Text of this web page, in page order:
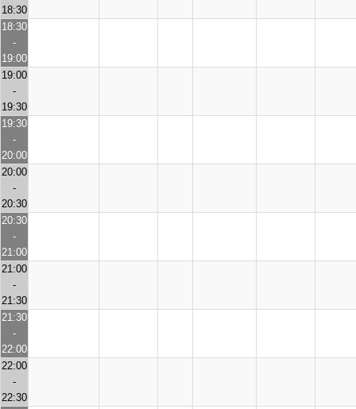
18:30
18:30
-
19:00
19:00
-
19:30
19:30
-
20:00
20:00
-
20:30
20:30
-
21:00
21:00
-
21:30
21:30
-
22:00
22:00
-
22:30